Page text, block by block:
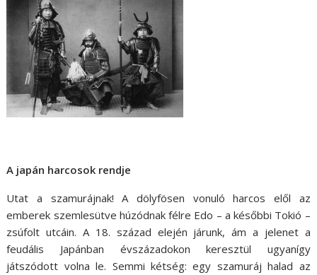
A japán harcosok rendje
Utat a szamurájnak! A dölyfösen vonuló harcos elől az
emberek szemlesütve húzódnak félre Edo – a későbbi Tokió –
zsúfolt utcáin. A 18. század elején járunk, ám a jelenet a
feudális Japánban évszázadokon keresztül ugyanígy
játszódott volna le. Semmi kétség: egy szamuráj halad az